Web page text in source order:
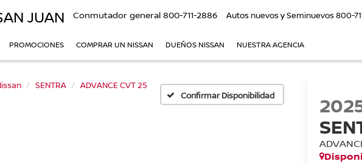
JUAN Conmutador general 800-711-2886 Autos nuevos y Seminuevos800-
PROMOCIONES COMPRAR UN NISSAN DUEÑOS NISSAN NUESTRA AGENCIA
SENTRA
ADVANCE CVT 25
Confirmar Disponibilidad